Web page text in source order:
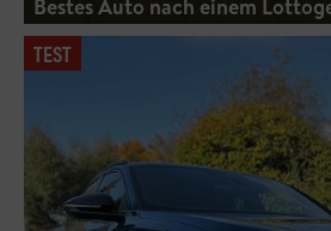
Bestes Auto nach einem
TEST